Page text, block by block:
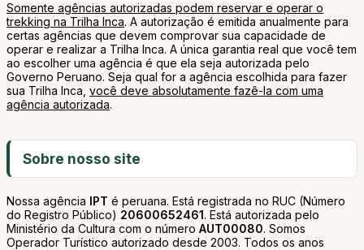
Somente agências autorizadas podem reservar e operar o
trekking na Trilha Inca. A autorização é emitida anualmente para
certas agências que devem comprovar sua capacidade de
operar e realizar a Trilha Inca. A única garantia real que você tem
ao escolher uma agência é que ela seja autorizada pelo
Governo Peruano. Seja qual for a agência escolhida para fazer
sua Trilha Inca, você deve absolutamente fazê-la com uma
agência autorizada.
Sobre nosso site
Nossa agência IPT é peruana. Está registrada no RUC (Número
do Registro Público) 20600652461. Está autorizada pelo
Ministério da Cultura com o número AUT00080. Somos
Operador Turístico autorizado desde 2003. Todos os anos